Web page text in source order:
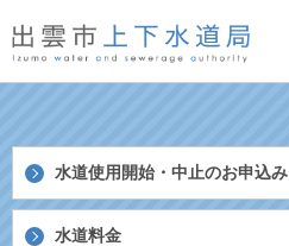
水道使用開始・中止のお申込み
水道料金